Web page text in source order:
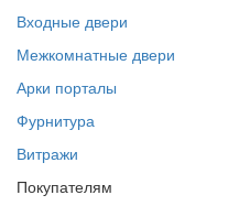
Входные двери
Межкомнатные двери
Арки порталы
Фурнитура
Витражи
Покупателям